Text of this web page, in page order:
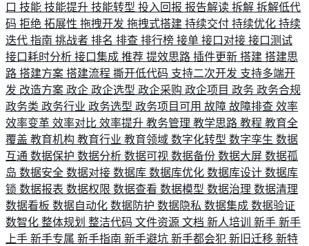
口 技能 技能提升 技能转型 投入回报 报告解读 拆解 拆解低代
码 拒绝 拓展性 拖拽开发 拖拽式搭建 持续交付 持续优化 持续
迭代 指南 挑战者 排名 排查 排行榜 接单 接口对接 接口测试
接口耗时分析 接口集成 推荐 提效思路 插件更新 搭建 搭建思
路 搭建方案 搭建流程 撕开低代码 支持二次开发 支持多端开
发 改造方案 政企 政企选型 政企采购 政企项目 政务 政务合规
政务类 政务行业 政务选型 政务项目可用 故障 故障排查 效率
效率变革 效率对比 效率提升 教务管理 教学思路 教程 教育全
覆盖 教育机构 教育行业 教育领域 数字化转型 数字孪生 数据
互通 数据保护 数据分析 数据可视 数据备份 数据大屏 数据孤
岛 数据安全 数据对接 数据库 数据库优化 数据库设计 数据库
锁 数据报表 数据权限 数据查看 数据模型 数据治理 数据清理
数据看板 数据自动化 数据防护 数据隐私 数据集成 数据验证
数智化 整体规划 整洁代码 文件资源 文档 新人培训 新手 新手
上手 新手专属 新手指南 新手避坑 新手都会犯 新旧迁移 新特